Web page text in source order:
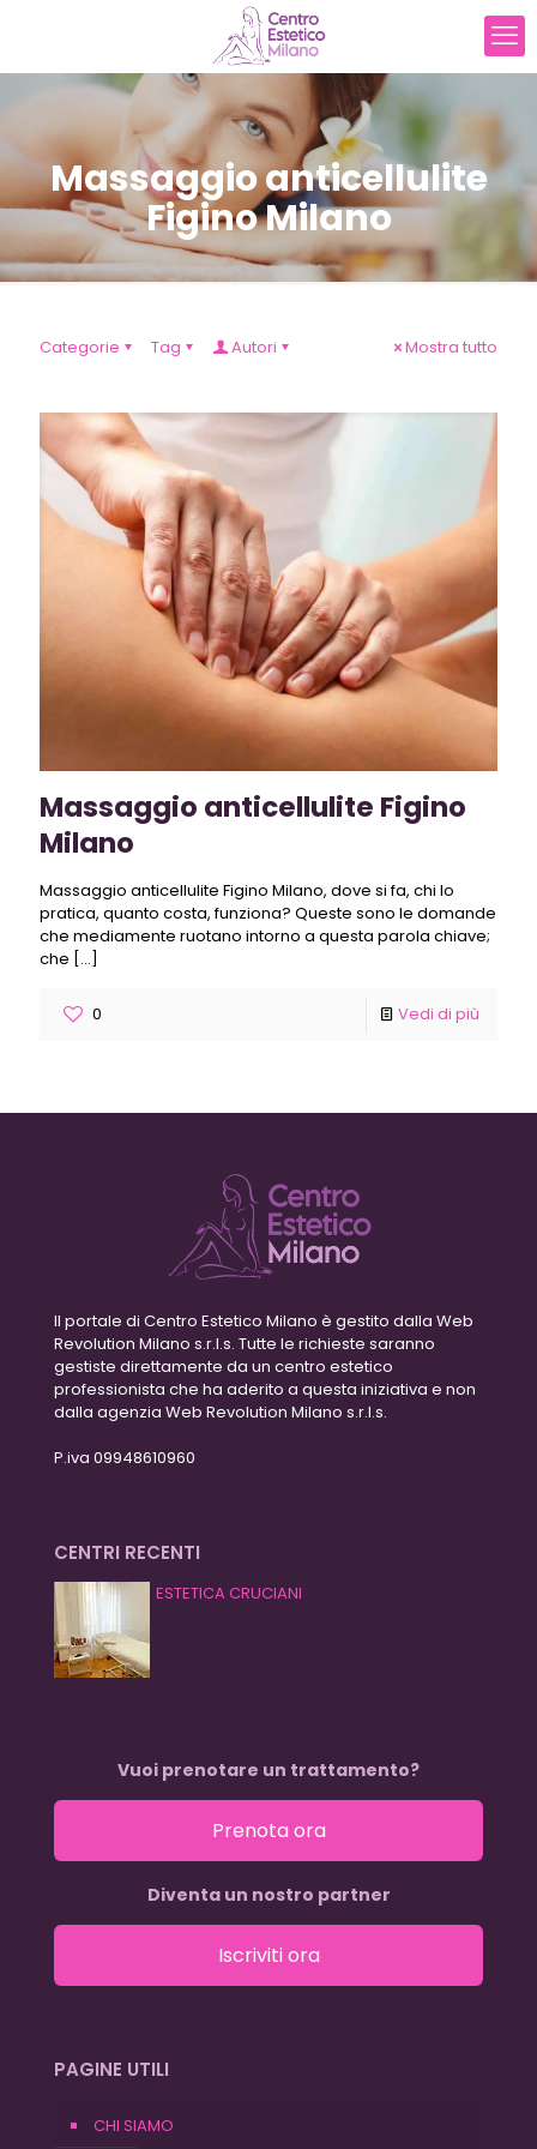
Massaggio anticellulite
Figino Milano
Categorie Tag Autori Mostra tutto
Massaggio anticellulite Figino
Milano
Massaggio anticellulite Figino Milano, dove si fa, chi lo
pratica, quanto costa, funziona? Queste sono le domande
che mediamente ruotano intorno a questa parola chiave;
che […]
0 Vedi di più
Il portale di Centro Estetico Milano è gestito dalla Web
Revolution Milano s.r.l.s. Tutte le richieste saranno
gestiste direttamente da un centro estetico
professionista che ha aderito a questa iniziativa e non
dalla agenzia Web Revolution Milano s.r.l.s.
P.iva 09948610960
CENTRI RECENTI
ESTETICA CRUCIANI
Vuoi prenotare un trattamento?
Prenota ora
Diventa un nostro partner
Iscriviti ora
PAGINE UTILI
CHI SIAMO